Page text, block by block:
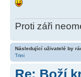
Proti záři
Následující uživatelé by
Trini
Re: Boží